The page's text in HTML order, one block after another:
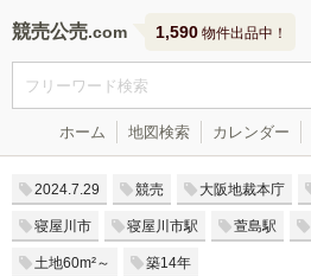
競売公売 1,590 物件出品中！
ホーム 地図検索 カレンダー
2024.7.29 競売 大阪地裁本庁
寝屋川市 寝屋川市駅 萱島駅
土地60m²～ 築14年